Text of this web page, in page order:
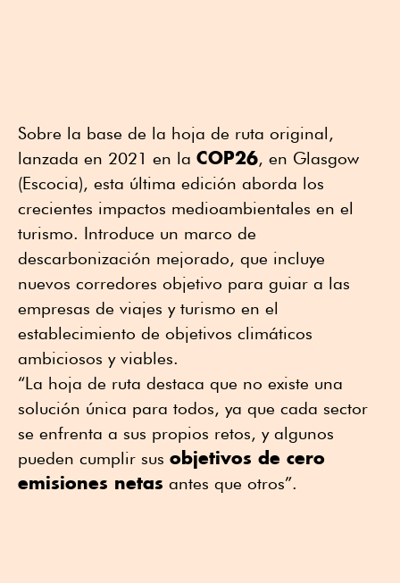
Sobre la base de la hoja de ruta original,
lanzada en 2021 en la COP26, en Glasgow
(Escocia), esta última edición aborda los
crecientes impactos medioambientales en el
turismo. Introduce un marco de
descarbonización mejorado, que incluye
nuevos corredores objetivo para guiar a las
empresas de viajes y turismo en el
establecimiento de objetivos climáticos
ambiciosos y viables.
“La hoja de ruta destaca que no existe una
solución única para todos, ya que cada sector
se enfrenta a sus propios retos, y algunos
pueden cumplir sus objetivos de cero
emisiones netas antes que otros”.